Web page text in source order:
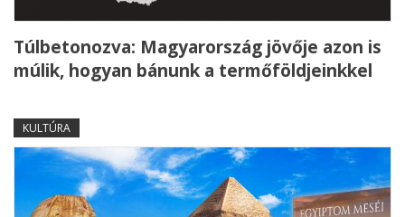
Túlbetonozva: Magyarország jövője azon is
múlik, hogyan bánunk a termőföldjeinkkel
KULTÚRA